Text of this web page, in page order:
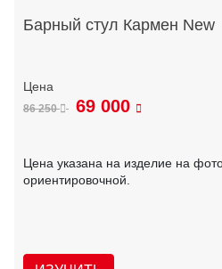
Барный стул Кармен New
86 250 69 000
Цена указана на изделие на
ориентировочной.